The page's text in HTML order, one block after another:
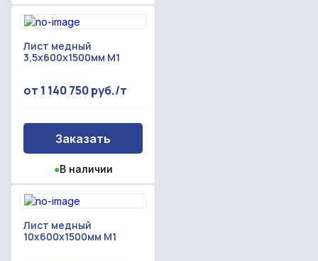
Лист медный
3,5x600x1500мм М1
от 1 140 750 руб./т
Заказать
●В наличии
Лист медный
10x600x1500мм М1